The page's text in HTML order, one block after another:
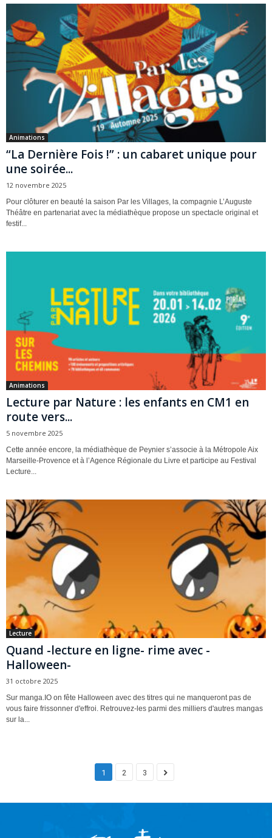
Animations
“La Dernière Fois !” : un cabaret unique pour
une soirée...
12 novembre 2025
Pour clôturer en beauté la saison Par les Villages, la compagnie L’Auguste
Théâtre en partenariat avec la médiathèque propose un spectacle original et
festif...
Animations
Lecture par Nature : les enfants en CM1 en
route vers...
5 novembre 2025
Cette année encore, la médiathèque de Peynier s’associe à la Métropole Aix
Marseille-Provence et à l’Agence Régionale du Livre et participe au Festival
Lecture...
Lecture
Quand -lecture en ligne- rime avec -
Halloween-
31 octobre 2025
Sur manga.IO on fête Halloween avec des titres qui ne manqueront pas de
vous faire frissonner d'effroi. Retrouvez-les parmi des milliers d'autres mangas
sur la...
1 2 3